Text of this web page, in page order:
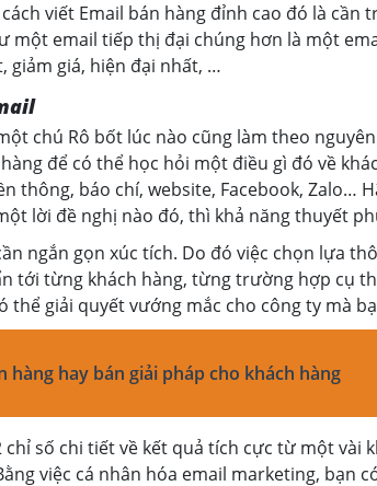
viết Email bán hàng đỉnh cao đó là cần
một email tiếp thị đại chúng hơn là một
giảm giá, hiện đại nhất, …
chú Rô bốt lúc nào cũng làm theo
để có thể học hỏi một điều gì đó về
thông, báo chí, website, Facebook, Zalo…
lời đề nghị nào đó, thì khả năng thuyết
ngắn gọn xúc tích. Do đó việc chọn lựa
tới từng khách hàng, từng trường hợp cụ
thể giải quyết vướng mắc cho công ty mà
hàng hay bán giải pháp cho khách hàng
chỉ số chi tiết về kết quả tích cực từ một vài
việc cá nhân hóa email marketing, bạn